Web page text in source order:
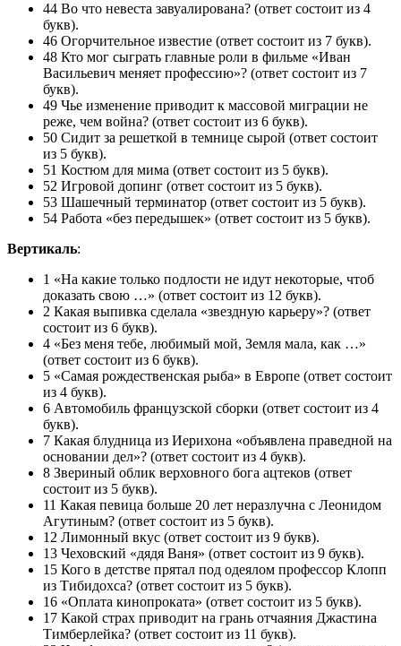
44 Во что невеста завуалирована? (ответ состоит из 4
букв).
46 Огорчительное известие (ответ состоит из 7 букв).
48 Кто мог сыграть главные роли в фильме «Иван
Васильевич меняет профессию»? (ответ состоит из 7
букв).
49 Чье изменение приводит к массовой миграции не
реже, чем война? (ответ состоит из 6 букв).
50 Сидит за решеткой в темнице сырой (ответ состоит
из 5 букв).
51 Костюм для мима (ответ состоит из 5 букв).
52 Игровой допинг (ответ состоит из 5 букв).
53 Шашечный терминатор (ответ состоит из 5 букв).
54 Работа «без передышек» (ответ состоит из 5 букв).
Вертикаль:
1 «На какие только подлости не идут некоторые, чтоб
доказать свою …» (ответ состоит из 12 букв).
2 Какая выпивка сделала «звездную карьеру»? (ответ
состоит из 6 букв).
4 «Без меня тебе, любимый мой, Земля мала, как …»
(ответ состоит из 6 букв).
5 «Самая рождественская рыба» в Европе (ответ состоит
из 4 букв).
6 Автомобиль французской сборки (ответ состоит из 4
букв).
7 Какая блудница из Иерихона «объявлена праведной на
основании дел»? (ответ состоит из 4 букв).
8 Звериный облик верховного бога ацтеков (ответ
состоит из 5 букв).
11 Какая певица больше 20 лет неразлучна с Леонидом
Агутиным? (ответ состоит из 5 букв).
12 Лимонный вкус (ответ состоит из 9 букв).
13 Чеховский «дядя Ваня» (ответ состоит из 9 букв).
15 Кого в детстве прятал под одеялом профессор Клопп
из Тибидохса? (ответ состоит из 5 букв).
16 «Оплата кинопроката» (ответ состоит из 5 букв).
17 Какой страх приводит на грань отчаяния Джастина
Тимберлейка? (ответ состоит из 11 букв).